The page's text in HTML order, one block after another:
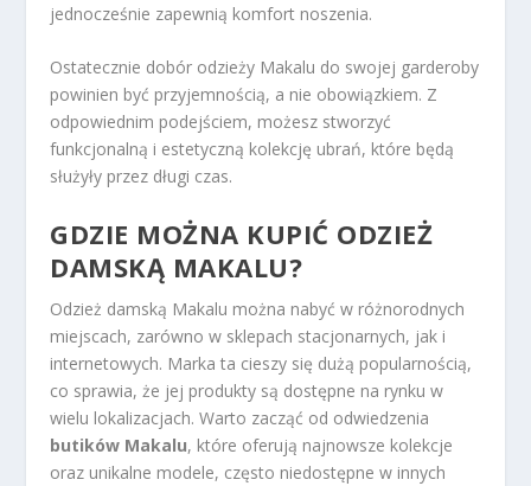
jednocześnie zapewnią komfort noszenia.
Ostatecznie dobór odzieży Makalu do swojej garderoby
powinien być przyjemnością, a nie obowiązkiem. Z
odpowiednim podejściem, możesz stworzyć
funkcjonalną i estetyczną kolekcję ubrań, które będą
służyły przez długi czas.
GDZIE MOŻNA KUPIĆ ODZIEŻ
DAMSKĄ MAKALU?
Odzież damską Makalu można nabyć w różnorodnych
miejscach, zarówno w sklepach stacjonarnych, jak i
internetowych. Marka ta cieszy się dużą popularnością,
co sprawia, że jej produkty są dostępne na rynku w
wielu lokalizacjach. Warto zacząć od odwiedzenia
butików Makalu, które oferują najnowsze kolekcje
oraz unikalne modele, często niedostępne w innych